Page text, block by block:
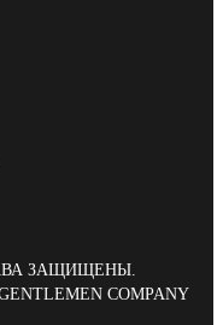
ЗАЩИЩЕНЫ.
COMPANY